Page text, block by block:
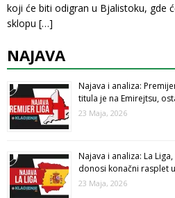
koji će biti odigran u Bjalistoku, gde
sklopu […]
NAJAVA
Najava i analiza:
titula je na Emirejtsu,
23 Maja, 2026
Najava i analiza: La
donosi konačni rasplet
23 Maja, 2026